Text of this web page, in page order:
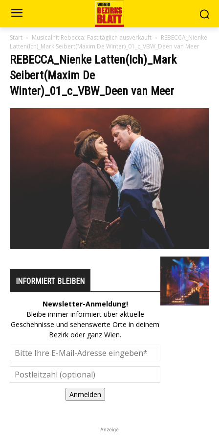
Start Musicalhit Rebecca: Fast täglich ausverkauft
REBECCA_Nienke
Latten(Ich)_Mark Seibert(Maxim De Winter)_01_c_VBW_Deen van Meer
REBECCA_Nienke Latten(Ich)_Mark
Seibert(Maxim De
Winter)_01_c_VBW_Deen van Meer
INFORMIERT BLEIBEN
Newsletter-Anmeldung!
Bleibe immer informiert über aktuelle
Geschehnisse und sehenswerte Orte in deinem
Bezirk oder ganz Wien.
Anmelden
Anzeige